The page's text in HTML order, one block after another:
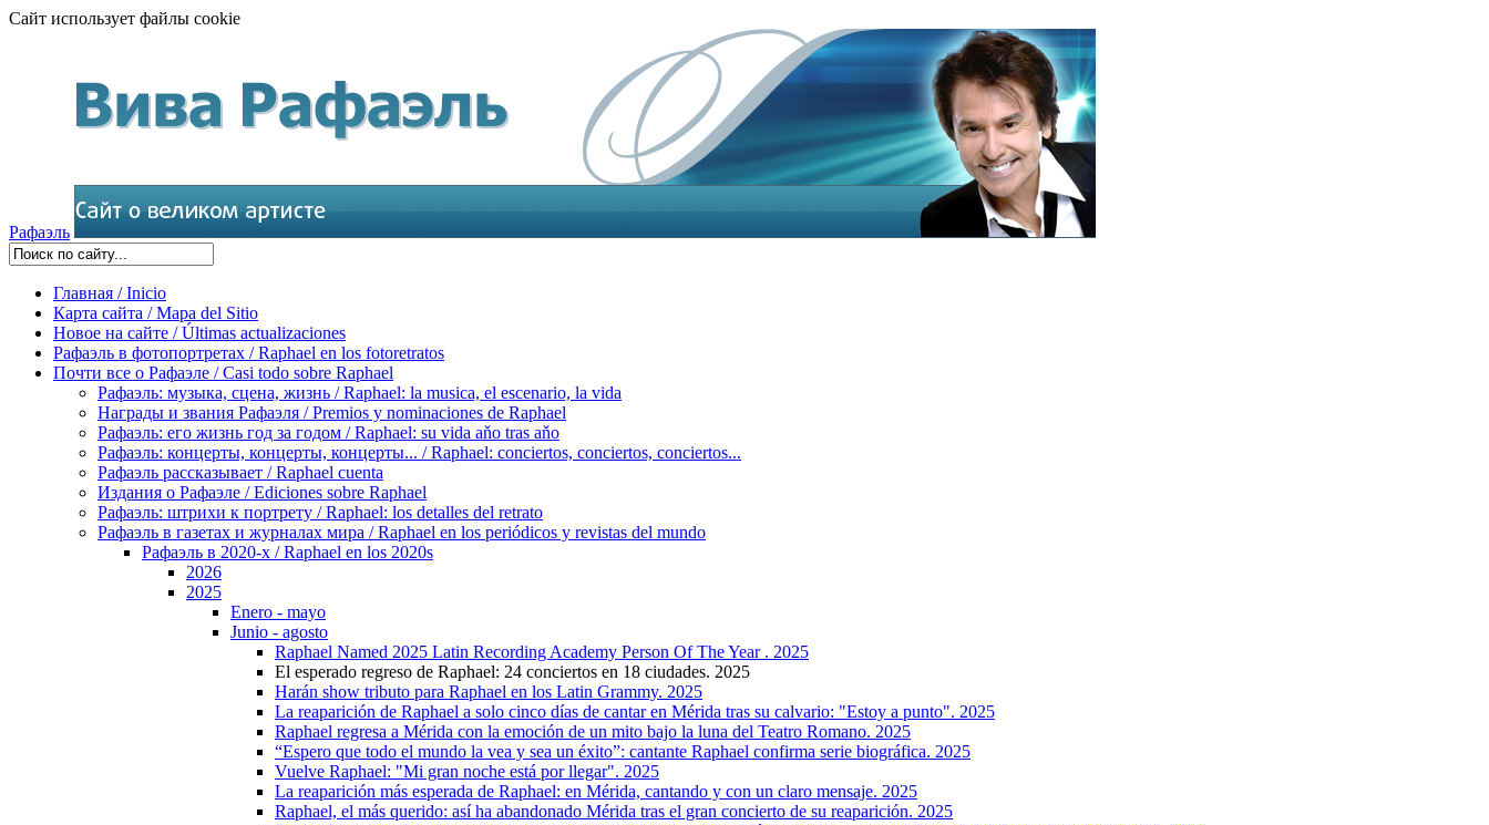
Сайт использует файлы cookie
Рафаэль
Главная / Inicio
Карта сайта / Mapa del Sitio
Новое на сайте / Últimas actualizaciones
Рафаэль в фотопортретах / Raphael en los fotoretratos
Почти все о Рафаэле / Casi todo sobre Raphael
Рафаэль: музыка, сцена, жизнь / Raphael: la musica, el escenario, la vida
Награды и звания Рафаэля / Premios y nominaciones de Raphael
Рафаэль: его жизнь год за годом / Raphael: su vida aňo tras aňo
Рафаэль: концерты, концерты, концерты... / Raphael: conciertos, сonciertos, сonciertos...
Рафаэль рассказывает / Raphael cuenta
Издания о Рафаэле / Ediciones sobre Raphael
Рафаэль: штрихи к портрету / Raphael: los detalles del retrato
Рафаэль в газетах и журналах мира / Raphael en los periódicos y revistas del mundo
Рафаэль в 2020-х / Raphael en los 2020s
2026
2025
Enero - mayo
Junio - agosto
Raphael Named 2025 Latin Recording Academy Person Of The Year . 2025
El esperado regreso de Raphael: 24 conciertos en 18 ciudades. 2025
Harán show tributo para Raphael en los Latin Grammy. 2025
La reaparición de Raphael a solo cinco días de cantar en Mérida tras su calvario: "Estoy a punto". 2025
Raphael regresa a Mérida con la emoción de un mito bajo la luna del Teatro Romano. 2025
“Espero que todo el mundo la vea y sea un éxito”: cantante Raphael confirma serie biográfica. 2025
Vuelve Raphael: "Mi gran noche está por llegar". 2025
La reaparición más esperada de Raphael: en Mérida, cantando y con un claro mensaje. 2025
Raphael, el más querido: así ha abandonado Mérida tras el gran concierto de su reaparición. 2025